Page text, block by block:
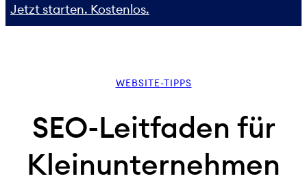
Jetzt starten. Kostenlos.
WEBSITE-TIPPS
SEO-Leitfaden für
Kleinunternehmen